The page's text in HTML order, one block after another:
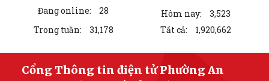
PHƯỜNG AN DƯƠNG TỔ CHỨC LỄ CHÀO CỜ VÀ SINH HOẠT DƯỚI CỜ
THÁNG 7; PHÁT ĐỘNG ỦNG HỘ QUỸ "ĐỀN ƠN ĐÁP...
Đang online: 28 Hôm nay:
3,523
Trong tuần:
31,178 Tất cả: 1,920,662
Cổng Thông tin điện tử Phường An